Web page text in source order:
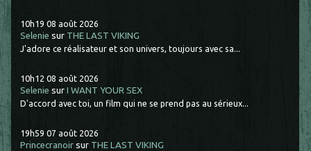
10h19 08 août 2026
Selenie sur THE LAST VIKING
J'adore ce réalisateur et son univers, toujours avec sa...
10h12 08 août 2026
Selenie surI WANT YOUR SEX
D'accord avec toi, un film qui ne se prend pas au sérieux...
19h59 07 août 2026
Princecranoir sur THE LAST VIKING